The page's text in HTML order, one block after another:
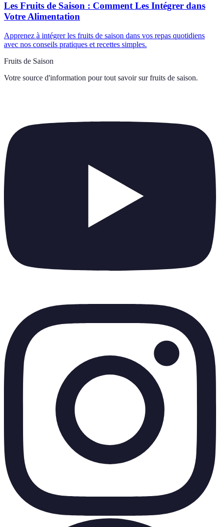
Les Fruits de Saison : Comment Les Intégrer dans
Votre Alimentation
Apprenez à intégrer les fruits de saison dans vos repas quotidiens
avec nos conseils pratiques et recettes simples.
Fruits de Saison
Votre source d'information pour tout savoir sur fruits de saison.